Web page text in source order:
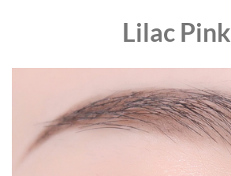
Lilac Pink